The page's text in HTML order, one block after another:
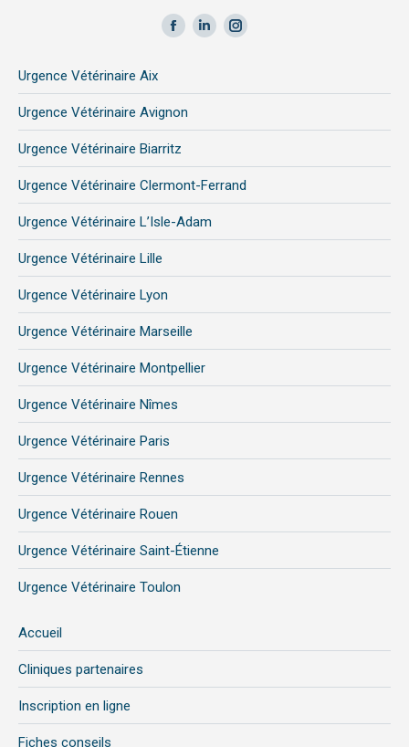
Facebook
in
new
window
LinkedIn
new
Instagram
new
Urgence Vétérinaire Aix
Urgence Vétérinaire Avignon
Urgence Vétérinaire Biarritz
Urgence Vétérinaire Clermont-Ferrand
Urgence Vétérinaire L’Isle-Adam
Urgence Vétérinaire Lille
Urgence Vétérinaire Lyon
Urgence Vétérinaire Marseille
Urgence Vétérinaire Montpellier
Urgence Vétérinaire Nîmes
Urgence Vétérinaire Paris
Urgence Vétérinaire Rennes
Urgence Vétérinaire Rouen
Urgence Vétérinaire Saint-Étienne
Urgence Vétérinaire Toulon
Accueil
Cliniques partenaires
Inscription en ligne
Fiches conseils